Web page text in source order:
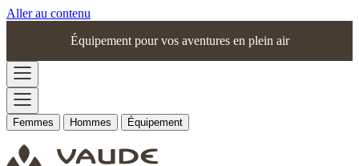
Aller au contenu
Équipement pour vos aventures en plein air
Femmes Hommes Équipement